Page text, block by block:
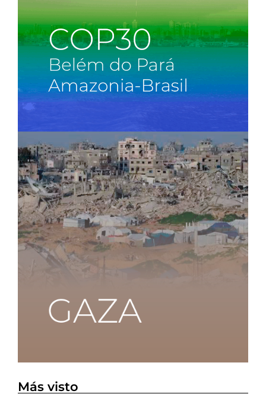
Más visto